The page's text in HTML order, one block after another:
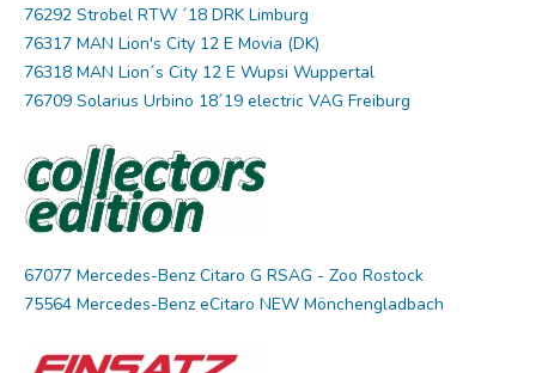
76292 Strobel RTW ´18 DRK Limburg
76317 MAN Lion's City 12 E Movia (DK)
76318 MAN Lion´s City 12 E Wupsi Wuppertal
76709 Solarius Urbino 18´19 electric VAG Freiburg
67077 Mercedes-Benz Citaro G RSAG - Zoo Rostock
75564 Mercedes-Benz eCitaro NEW Mönchengladbach